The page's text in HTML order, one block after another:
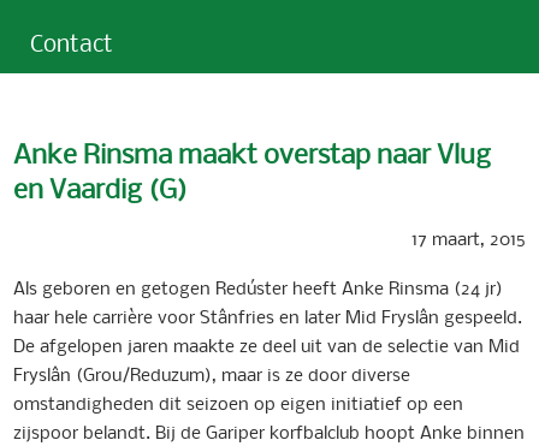
Contact
Anke Rinsma maakt overstap naar Vlug
en Vaardig (G)
17 maart, 2015
Als geboren en getogen Redúster heeft Anke Rinsma (24 jr)
haar hele carrière voor Stânfries en later Mid Fryslân gespeeld.
De afgelopen jaren maakte ze deel uit van de selectie van Mid
Fryslân (Grou/Reduzum), maar is ze door diverse
omstandigheden dit seizoen op eigen initiatief op een
zijspoor belandt. Bij de Gariper korfbalclub hoopt Anke binnen